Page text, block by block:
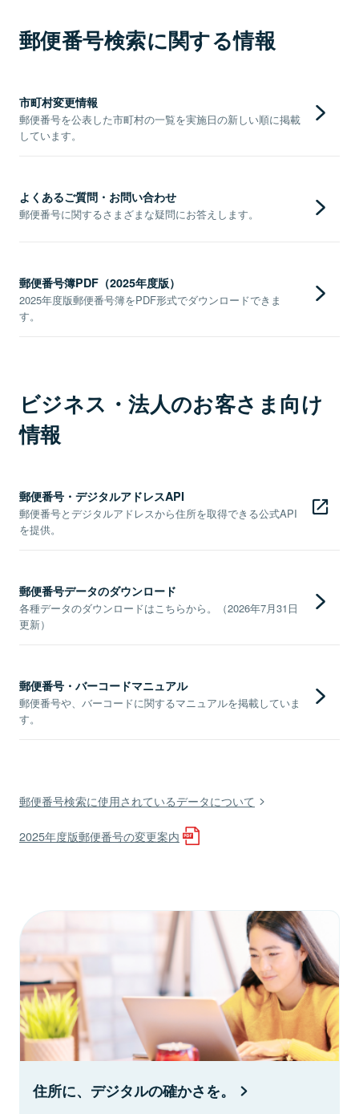
郵便番号検索に関する情報
市町村変更情報
郵便番号を公表した市町村の一覧を実施日の新しい順に掲載
しています。
よくあるご質問・お問い合わせ
郵便番号に関するさまざまな疑問にお答えします。
郵便番号簿PDF（2025年度版）
2025年度版郵便番号簿をPDF形式でダウンロードできま
す。
ビジネス・法人のお客さま向け
情報
郵便番号・デジタルアドレスAPI
郵便番号とデジタルアドレスから住所を取得できる公式API
を提供。
郵便番号データのダウンロード
各種データのダウンロードはこちらから。（2026年7月31日
更新）
郵便番号・バーコードマニュアル
郵便番号や、バーコードに関するマニュアルを掲載していま
す。
郵便番号検索に使用されているデータについて
2025年度版郵便番号の変更案内
住所に、デジタルの確かさを。